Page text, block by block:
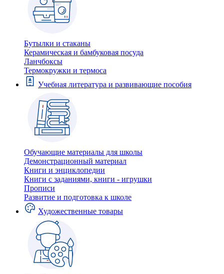
Бутылки и стаканы
Керамическая и бамбуковая посуда
Ланчбоксы
Термокружки и термоса
Учебная литература и развивающие пособия
Обучающие материалы для школы
Демонстрационный материал
Книги и энциклопедии
Книги с заданиями, книги - игрушки
Прописи
Развитие и подготовка к школе
Художественные товары